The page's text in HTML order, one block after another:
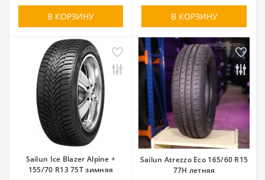
В КОРЗИНУ В КОРЗИНУ
Sailun Ice Blazer Alpine +
155/70 R13 75T зимняя
Sailun Atrezzo Eco 165/60 R15
77H летняя